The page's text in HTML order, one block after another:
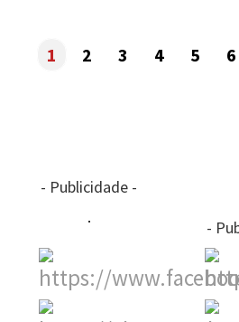
1 2 3 4 5 6
- Publicidade -
-